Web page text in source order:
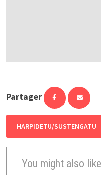
Partager
HARPIDETU/SUSTENGATU
You might also like